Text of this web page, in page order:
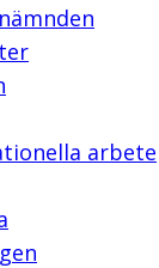
arbete